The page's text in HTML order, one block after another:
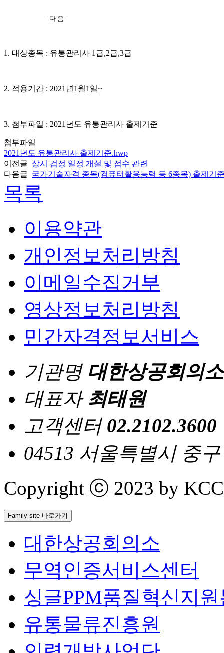
- 다 음 -
1. 대상종목 : 유통관리사 1 급,2급,3급
2. 적용기간 : 2021 년 1 월1 일~
3. 첨부파일 : 2021 년도 유통관리사 출제기준
첨부파일
2021년도 유통관리사 출제기준.hwp
이전글 상시 검정 일정 개설 및 접수 관련
다음글 국가기술자격 종목(컴퓨터활용능력 등 6종목) 출제기
목록
이용약관
개인정보처리방침
이메일수집거부
영상정보처리방침
민간자격정보서비스
기관명 대한상공회의소
대표자 최태원
고객센터 02.2102.3600
04513 서울특별시 중
Copyright ⓒ 2023 by
Family site 바로가기
대한상공회의소
무역인증서비스센터
싱글PPM품질혁신지
유통물류진흥원